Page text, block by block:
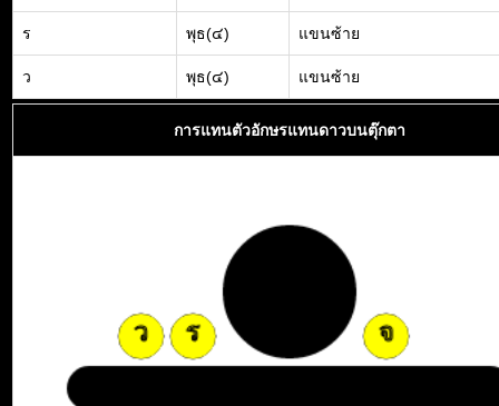
ร พุธ(๔) แขนซ้าย
ว พุธ(๔) แขนซ้าย
การแทนตัวอักษรแทนดาวบนตุ๊กตา